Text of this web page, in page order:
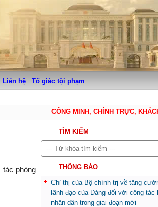
Liên hệ Tố giác tội phạm
CÔNG MINH, CHÍNH TRỰC, KHÁCH
tác phòng
TÌM KIẾM
THÔNG BÁO
Chỉ thị của Bộ chính trị về tăng
lãnh đạo của Đảng đối với công tác
nhân dân trong giai đoạn mới